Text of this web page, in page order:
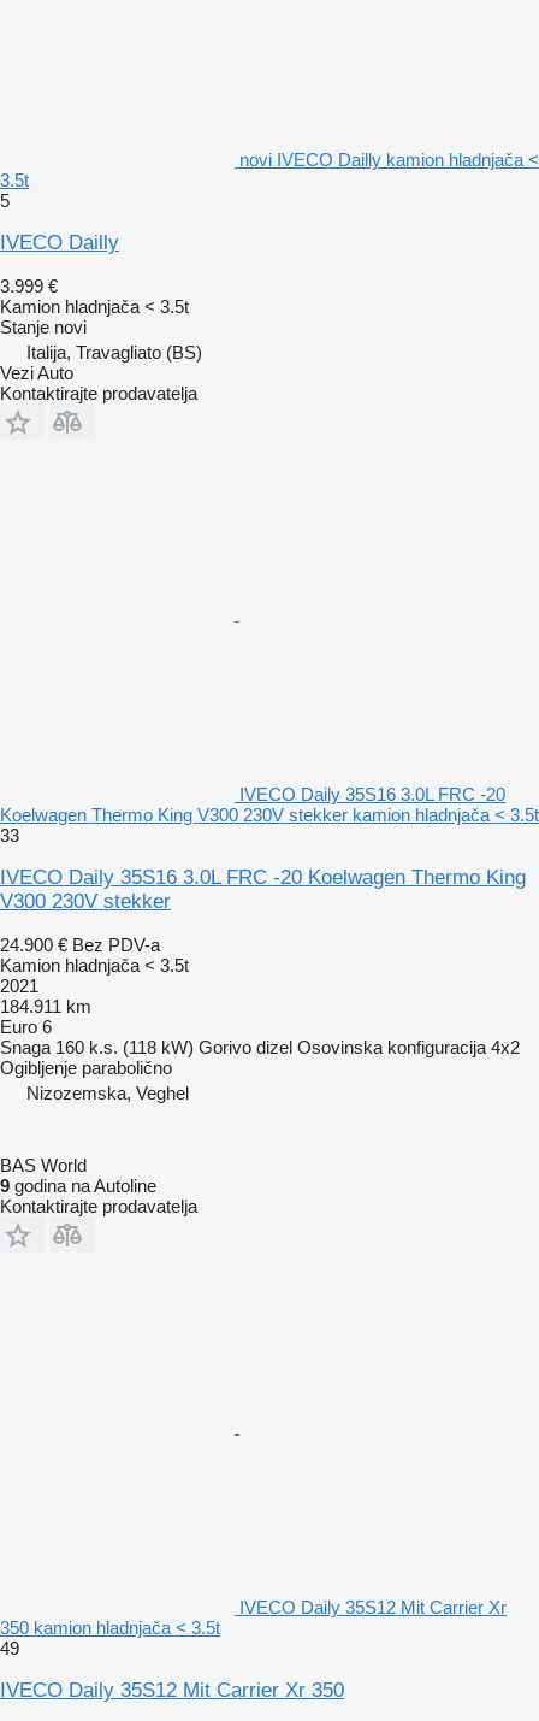
novi IVECO Dailly kamion hladnjača <
3.5t
5
IVECO Dailly
3.999 €
Kamion hladnjača < 3.5t
Stanje novi
Italija, Travagliato (BS)
Vezi Auto
Kontaktirajte prodavatelja
IVECO Daily 35S16 3.0L FRC -20
Koelwagen Thermo King V300 230V stekker kamion hladnjača < 3.5t
33
IVECO Daily 35S16 3.0L FRC -20 Koelwagen Thermo King
V300 230V stekker
24.900 € Bez PDV-a
Kamion hladnjača < 3.5t
2021
184.911 km
Euro 6
Snaga 160 k.s. (118 kW) Gorivo dizel Osovinska konfiguracija 4x2
Ogibljenje parabolično
Nizozemska, Veghel
BAS World
9 godina na Autoline
Kontaktirajte prodavatelja
IVECO Daily 35S12 Mit Carrier Xr
350 kamion hladnjača < 3.5t
49
IVECO Daily 35S12 Mit Carrier Xr 350